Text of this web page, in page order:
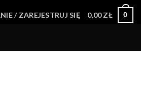
/ ZAREJESTRUJ SIĘ 0,00ZŁ 0